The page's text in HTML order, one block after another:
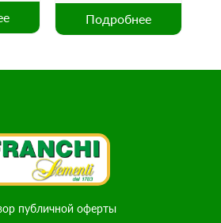
Подробнее
публичной оферты